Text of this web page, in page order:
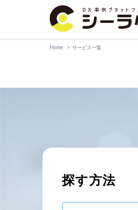
Home サービス一覧
探す方法